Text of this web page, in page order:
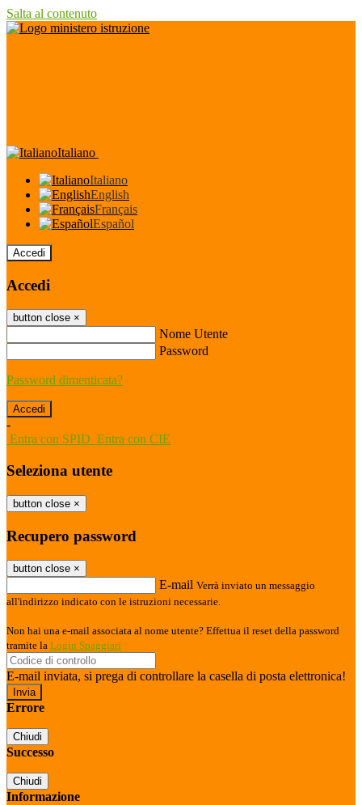
Salta al contenuto
Italiano
Italiano
English
Français
Español
Accedi
Accedi
button close ×
Nome Utente
Password
Password dimenticata?
-
Entra con SPID Entra con CIE
Seleziona utente
button close ×
Recupero password
button close ×
E-mail Verrà inviato un messaggio
all'indirizzo indicato con le istruzioni necessarie.
Non hai una e-mail associata al nome utente? Effettua il reset della password
tramite la Login Spaggiari
E-mail inviata, si prega di controllare la casella di posta elettronica!
Errore
Chiudi
Successo
Chiudi
Informazione